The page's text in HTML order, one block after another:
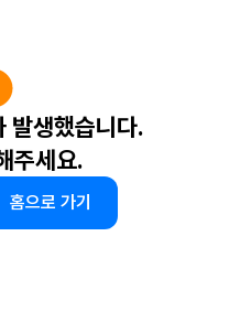
발생했습니다.
주세요.
홈으로 가기